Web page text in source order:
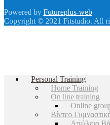
Powered by Futureplus-web
Copyright © 2021 Fitstudio. All
Personal Training
Home Training
On line training
Online
Βίντεο